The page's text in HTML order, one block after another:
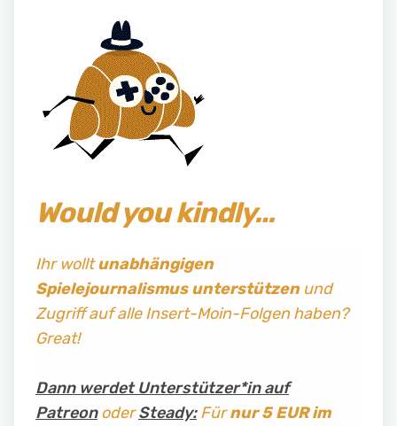
Would you kindly…
Ihr wolltunabhängigen
Spielejournalismus unterstützenund
Zugriff auf alle Insert-Moin-Folgen haben?
Great!
Dann werdet Unterstützer*in auf
PatreonoderSteady:Fürnur 5 EUR im